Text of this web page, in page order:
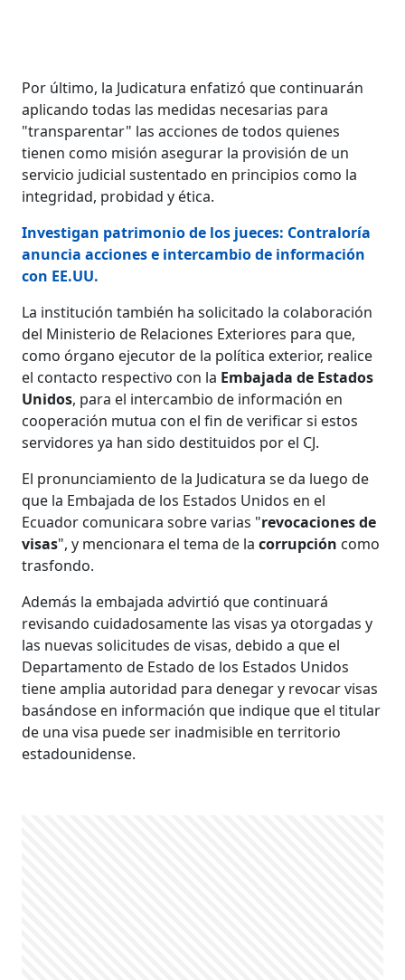
Por último, la Judicatura enfatizó que continuarán
aplicando todas las medidas necesarias para
"transparentar" las acciones de todos quienes
tienen como misión asegurar la provisión de un
servicio judicial sustentado en principios como la
integridad, probidad y ética.
Investigan patrimonio de los jueces: Contraloría
anuncia acciones e intercambio de información
con EE.UU.
La institución también ha solicitado la colaboración
del Ministerio de Relaciones Exteriores para que,
como órgano ejecutor de la política exterior, realice
el contacto respectivo con la Embajada de Estados
Unidos, para el intercambio de información en
cooperación mutua con el fin de verificar si estos
servidores ya han sido destituidos por el CJ.
El pronunciamiento de la Judicatura se da luego de
que la Embajada de los Estados Unidos en el
Ecuador comunicara sobre varias "revocaciones de
visas", y mencionara el tema de lacorrupción como
trasfondo.
Además la embajada advirtió que continuará
revisando cuidadosamente las visas ya otorgadas y
las nuevas solicitudes de visas, debido a que el
Departamento de Estado de los Estados Unidos
tiene amplia autoridad para denegar y revocar visas
basándose en información que indique que el titular
de una visa puede ser inadmisible en territorio
estadounidense.